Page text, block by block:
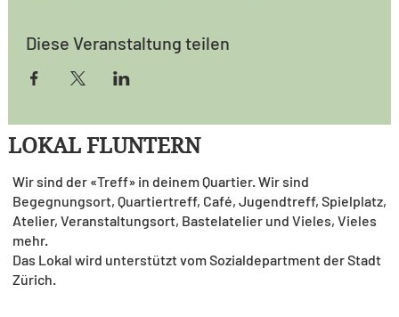
Diese Veranstaltung teilen
LOKAL FLUNTERN
Wir sind der «Treff» in deinem Quartier. Wir sind
Begegnungsort, Quartiertreff, Café, Jugendtreff, Spielplatz,
Atelier, Veranstaltungsort, Bastelatelier und Vieles, Vieles
mehr.
Das Lokal wird unterstützt vom Sozialdepartment der Stadt
Zürich.